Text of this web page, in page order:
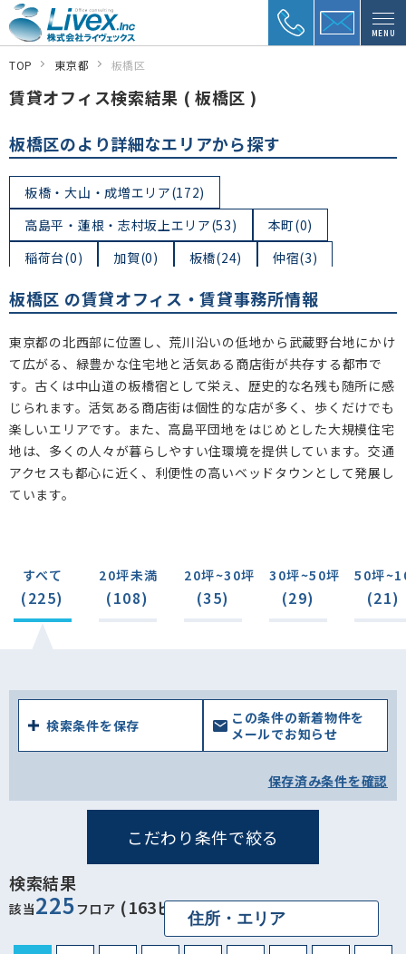
MENU
TOP 東京都 板橋区
賃貸オフィス検索結果 ( 板橋区 )
板橋区のより詳細なエリアから探す
板橋・大山・成増エリア(172)
高島平・蓮根・志村坂上エリア(53)
本町(0)
稲荷台(0)
加賀(0) 板橋(24)
仲宿(3)
双葉町(1)
大和町(0) 氷川町(0)
大山東町(5)
大山町(8)
大山金井町(3) 熊野町(2)
中丸町(4)
南町(2)
大谷口北町(0)
大谷口上町(0)
大山西町(7)
幸町(0) 大谷口(0)
向原(17)
小茂根(3)
舟渡(8) 東坂下(2)
坂下(4)
相生町(1)
中台(4)
若木(3) 常盤台(9)
南常盤台(5)
東山町(1)
板橋区 の賃貸オフィス・賃貸事務所情報
東京都の北西部に位置し、荒川沿いの低地から武蔵野台地にかけ
て広がる、緑豊かな住宅地と活気ある商店街が共存する都市で
す。古くは中山道の板橋宿として栄え、歴史的な名残も随所に感
じられます。活気ある商店街は個性的な店が多く、歩くだけでも
楽しいエリアです。また、高島平団地をはじめとした大規模住宅
地は、多くの人々が暮らしやすい住環境を提供しています。交通
アクセスも都心に近く、利便性の高いベッドタウンとして発展し
ています。
すべて
(225)
20坪未満
(108)
20坪~30坪
(35)
30坪~50坪
(29)
50坪
(21)
検索条件を保存
この条件の新着物件を
メールでお知らせ
保存済み条件を確認
こだわり条件で絞る
検索結果
該当225 フロア (163ビル)